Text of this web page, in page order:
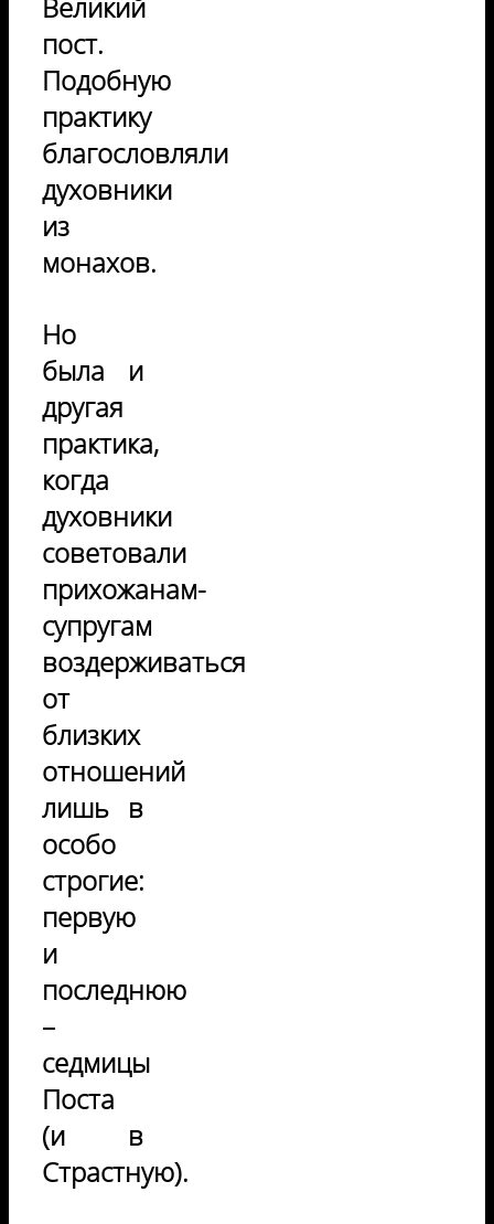
Великий
пост.
Подобную
практику
благословляли
духовники
из
монахов.
Но
была и
другая
практика,
когда
духовники
советовали
прихожанам-
супругам
воздерживаться
от
близких
отношений
лишь в
особо
строгие:
первую
и
последнюю
–
седмицы
Поста
(и в
Страстную).